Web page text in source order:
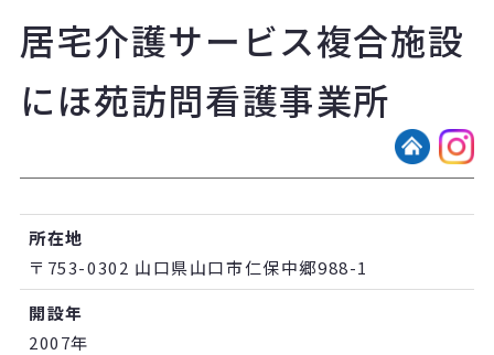
居宅介護サービス複合施設
にほ苑訪問看護事業所
所在地
〒753-0302 山口県山口市仁保中郷988-1
開設年
2007年